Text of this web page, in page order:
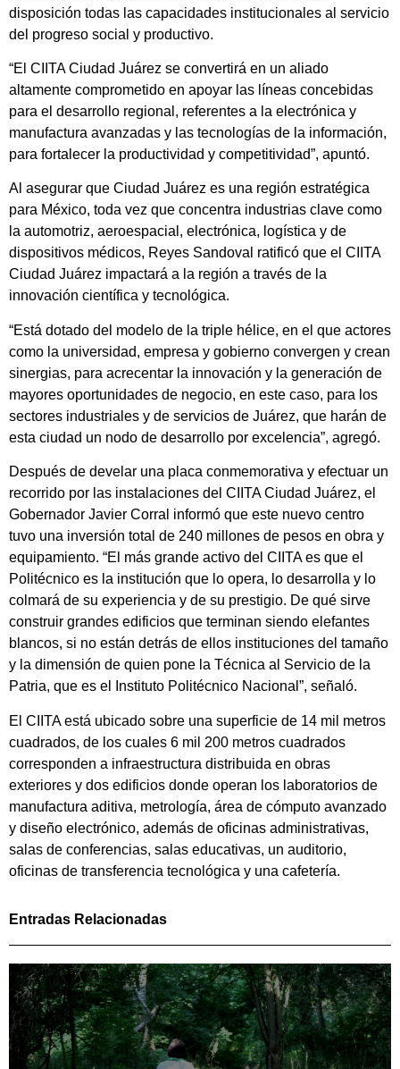
disposición todas las capacidades institucionales al servicio
del progreso social y productivo.
“El CIITA Ciudad Juárez se convertirá en un aliado
altamente comprometido en apoyar las líneas concebidas
para el desarrollo regional, referentes a la electrónica y
manufactura avanzadas y las tecnologías de la información,
para fortalecer la productividad y competitividad”, apuntó.
Al asegurar que Ciudad Juárez es una región estratégica
para México, toda vez que concentra industrias clave como
la automotriz, aeroespacial, electrónica, logística y de
dispositivos médicos, Reyes Sandoval ratificó que el CIITA
Ciudad Juárez impactará a la región a través de la
innovación científica y tecnológica.
“Está dotado del modelo de la triple hélice, en el que actores
como la universidad, empresa y gobierno convergen y crean
sinergias, para acrecentar la innovación y la generación de
mayores oportunidades de negocio, en este caso, para los
sectores industriales y de servicios de Juárez, que harán de
esta ciudad un nodo de desarrollo por excelencia”, agregó.
Después de develar una placa conmemorativa y efectuar un
recorrido por las instalaciones del CIITA Ciudad Juárez, el
Gobernador Javier Corral informó que este nuevo centro
tuvo una inversión total de 240 millones de pesos en obra y
equipamiento. “El más grande activo del CIITA es que el
Politécnico es la institución que lo opera, lo desarrolla y lo
colmará de su experiencia y de su prestigio. De qué sirve
construir grandes edificios que terminan siendo elefantes
blancos, si no están detrás de ellos instituciones del tamaño
y la dimensión de quien pone la Técnica al Servicio de la
Patria, que es el Instituto Politécnico Nacional”, señaló.
El CIITA está ubicado sobre una superficie de 14 mil metros
cuadrados, de los cuales 6 mil 200 metros cuadrados
corresponden a infraestructura distribuida en obras
exteriores y dos edificios donde operan los laboratorios de
manufactura aditiva, metrología, área de cómputo avanzado
y diseño electrónico, además de oficinas administrativas,
salas de conferencias, salas educativas, un auditorio,
oficinas de transferencia tecnológica y una cafetería.
Entradas Relacionadas